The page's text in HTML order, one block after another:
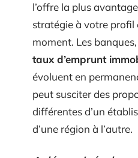
l’offre la plus
stratégie à votre profil
moment. Les
taux d’emprunt
évoluent en
peut susciter des
différentes d’un
d’une région à l’autre.